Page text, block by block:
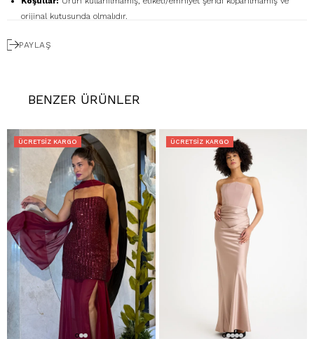
orijinal kutusunda olmalıdır.
Geri Ödeme:
İadeniz onaylandıktan sonra kredi kartı ödemeleri 7 iş
edilmemektedir.
Hatalı Ürün:Ürünün kusurlu olması durumunda, stoklarımızda varsa
yenisiyle değişim yapılır, yoksa kesintisiz ücret iadesi gerçekleştirilir.
İade Adresimiz: Kemerkaya Mah. Halkevi Cad. No 11 SpringStore - Ortahisar
/ Trabzon
Whatsapp Çağrı Merkezi:
085053217175
PAYLAŞ
BENZER ÜRÜNLER
ÜCRETSIZ KARGO ÜCRETSIZ KARGO